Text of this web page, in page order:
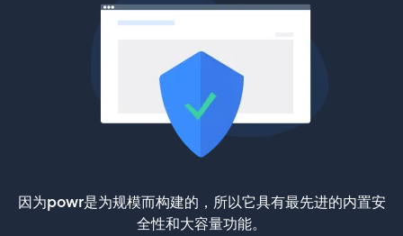
因为powr是为规模而构建的，所以它具有最先进的内置安
全性和大容量功能。